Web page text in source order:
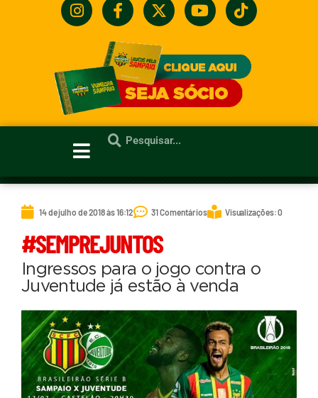
14 de julho de 2018 às 16:12 31 Comentários Visualizações: 0
#SEMPREJUNTOS
Ingressos para o jogo contra o
Juventude já estão à venda